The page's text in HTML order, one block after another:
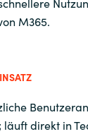
M365.
direkt in